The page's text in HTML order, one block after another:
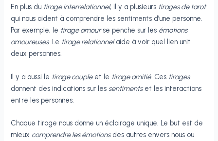
En plus du tirage interrelationnel, il y a plusieurs tirages de tarot
qui nous aident à comprendre les sentiments d’une personne.
Par exemple, le tirage amourse penche sur les émotions
amoureuses. Le tirage relationnelaide à voir quel lien unit
deux personnes.
Il y a aussi le tirage coupleet le tirage amitié. Ces tirages
donnent des indications sur les sentimentset les interactions
entre les personnes.
Chaque tirage nous donne un éclairage unique. Le but est de
mieux comprendre les émotionsdes autres envers nous ou